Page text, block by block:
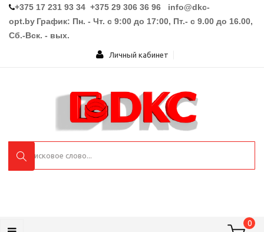
+375 17 231 93 34 +375 29 306 36 96 info@dkc-
opt.by График: Пн. - Чт. с 9:00 до 17:00, Пт.- с 9.00 до 16.00,
Сб.-Вск. - вых.
Личный кабинет
0